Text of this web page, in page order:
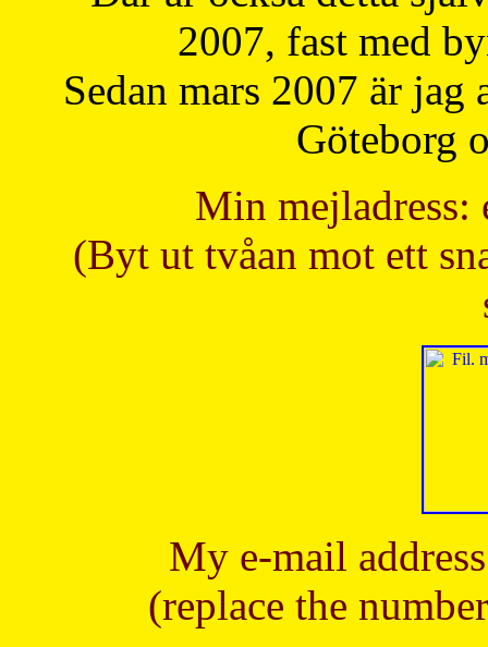
2007, fast med
Sedan mars 2007 är
Göteborg
Min mejladress:
(Byt ut tvåan mot ett
My e-mail
(replace the